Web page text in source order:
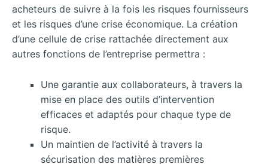
acheteurs de suivre à la fois les risques fournisseurs
et les risques d’une crise économique. La création
d’une cellule de crise rattachée directement aux
autres fonctions de l’entreprise permettra :
Une garantie aux collaborateurs, à travers la
mise en place des outils d’intervention
efficaces et adaptés pour chaque type de
risque.
Un maintien de l’activité à travers la
sécurisation des matières premières